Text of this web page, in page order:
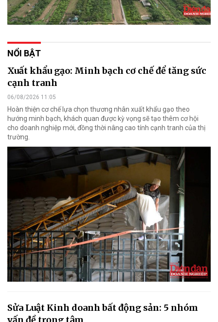
NỔI BẬT
Xuất khẩu gạo: Minh bạch cơ chế để tăng sức
cạnh tranh
06/08/2026 11:05
Hoàn thiện cơ chế lựa chọn thương nhân xuất khẩu gạo theo
hướng minh bạch, khách quan được kỳ vọng sẽ tạo thêm cơ hội
cho doanh nghiệp mới, đồng thời nâng cao tính cạnh tranh của thị
trường.
Sửa Luật Kinh doanh bất động sản: 5 nhóm